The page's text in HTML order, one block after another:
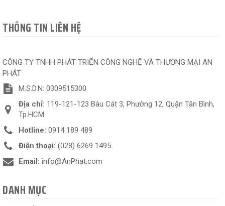
THÔNG TIN LIÊN HỆ
CÔNG TY TNHH PHÁT TRIỂN CÔNG NGHỆ VÀ THƯƠNG MẠI AN
PHÁT
M.S.D.N: 0309515300
Địa chỉ: 119-121-123 Bàu Cát 3, Phường 12, Quận Tân Bình,
Tp.HCM
Hotline: 0914 189 489
Điện thoại: (028) 6269 1495
Email: info@AnPhat.com
DANH MỤC